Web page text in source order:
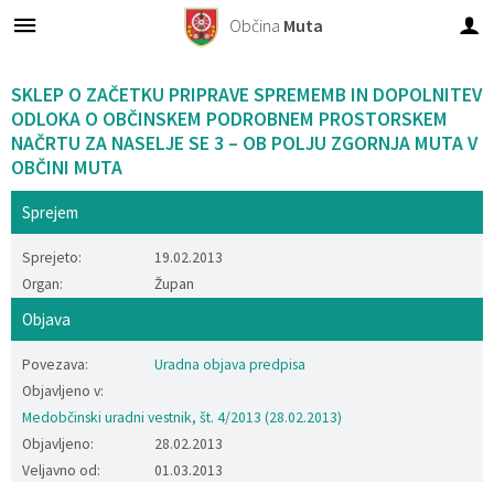
Občina Muta
SKLEP O ZAČETKU PRIPRAVE SPREMEMB IN DOPOLNITEV
ODLOKA O OBČINSKEM PODROBNEM PROSTORSKEM
NAČRTU ZA NASELJE SE 3 – OB POLJU ZGORNJA MUTA V
OBČINI MUTA
Sprejem
Sprejeto:
19.02.2013
Organ:
Župan
Objava
Povezava:
Uradna objava predpisa
Objavljeno v:
Medobčinski uradni vestnik, št. 4/2013 (28.02.2013)
Objavljeno:
28.02.2013
Veljavno od:
01.03.2013
Predstavitev občine
Imenik zaposlenih
Občinski simboli
Vizitka občine
Občinski predpisi
Predpisi v pripravi
Varstvo osebnih podatkov
Županja
Podžupan
OBČINSKI SVET
Komisije in odbori
Nadzorni odbor
Vaški odbori
VARNOSTNI SOSVET
Člani občinskega sveta
Seje občinskega sveta
Novice in obvestila
Dogodki
Zapore cest
Razpisi, namere, natečaji...
Občinski časopis - Mučan
Občinski predpisi
Proračun občine
Vloge in obrazci
Predlogi in prijave
E-rezervacije
Virtualna panorama
Znamenitosti
Turistično društvo Muta
Turistični ponudniki
Mitnica
Muzej
Rotunda Sv. Janeza Krstnika
Prenočišča
Gostinstvo in turistične kmetije
Piknik prostor
Splavarjenje
Pomembni kontakti
Društva
Javni zavodi
Gospodarski subjekti
Za pričetek iskanja kliknite na puščico >